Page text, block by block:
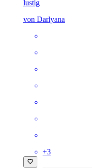
lustig
von Darlyana
+3